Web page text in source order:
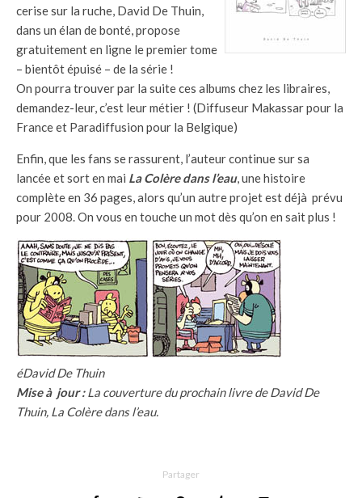
cerise sur la ruche, David De Thuin,
dans un élan de bonté, propose
gratuitement en ligne le premier tome
– bientôt épuisé – de la série !
On pourra trouver par la suite ces albums chez les libraires,
demandez-leur, c’est leur métier ! (Diffuseur Makassar pour la
France et Paradiffusion pour la Belgique)
Enfin, que les fans se rassurent, l’auteur continue sur sa
lancée et sort en mai LaColère dans l’eau, une histoire
complète en 36 pages, alors qu’un autre projet est déjà prévu
pour 2008. On vous en touche un mot dès qu’on en sait plus !
éDavid De Thuin
Mise à jour :La couverture du prochain livre de David De
Thuin, La Colère dans l’eau.
Partager